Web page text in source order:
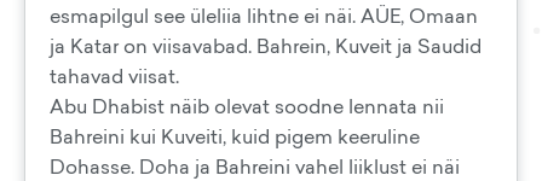
esmapilgul see üleliia lihtne ei näi. AÜE, Omaan
ja Katar on viisavabad. Bahrein, Kuveit ja Saudid
tahavad viisat.
Abu Dhabist näib olevat soodne lennata nii
Bahreini kui Kuveiti, kuid pigem keeruline
Dohasse. Doha ja Bahreini vahel liiklust ei näi